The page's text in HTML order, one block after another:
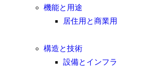
機能と用途
居住用と商業用
構造と技術
設備とインフラ